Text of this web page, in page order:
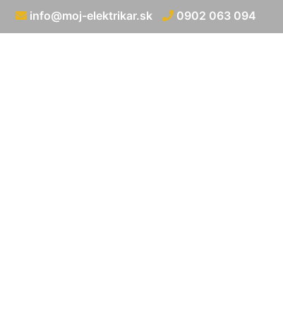
info@moj-elektrikar.sk 0902 063 094